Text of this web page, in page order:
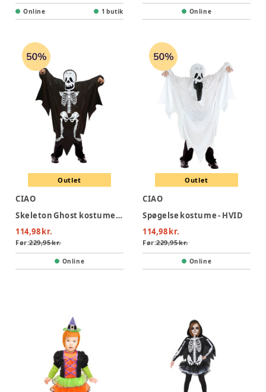
Online 1 butik Online
Outlet
CIAO
Skeleton Ghost kostume - SORT
114,98 kr.
Før:229,95 kr.
Online
Outlet
CIAO
Spøgelse kostume - HVID
114,98 kr.
Før:229,95 kr.
Online